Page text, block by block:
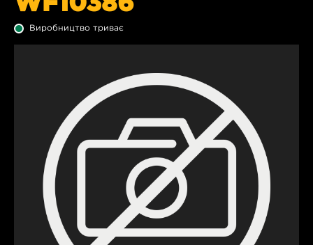
Виробництво триває